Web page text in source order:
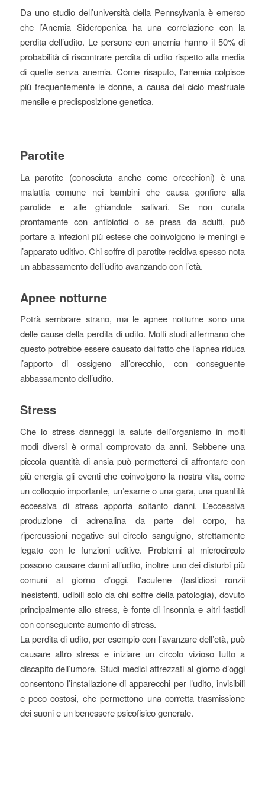
Da uno studio dell’università della Pennsylvania è emerso
che l’Anemia Sideropenica ha una correlazione con la
perdita dell’udito. Le persone con anemia hanno il 50% di
probabilità di riscontrare perdita di udito rispetto alla media
di quelle senza anemia. Come risaputo, l’anemia colpisce
più frequentemente le donne, a causa del ciclo mestruale
mensile e predisposizione genetica.
Parotite
La parotite (conosciuta anche come orecchioni) è una
malattia comune nei bambini che causa gonfiore alla
parotide e alle ghiandole salivari. Se non curata
prontamente con antibiotici o se presa da adulti, può
portare a infezioni più estese che coinvolgono le meningi e
l’apparato uditivo. Chi soffre di parotite recidiva spesso nota
un abbassamento dell’udito avanzando con l’età.
Apnee notturne
Potrà sembrare strano, ma le apnee notturne sono una
delle cause della perdita di udito. Molti studi affermano che
questo potrebbe essere causato dal fatto che l’apnea riduca
l’apporto di ossigeno all’orecchio, con conseguente
abbassamento dell’udito.
Stress
Che lo stress danneggi la salute dell’organismo in molti
modi diversi è ormai comprovato da anni. Sebbene una
piccola quantità di ansia può permetterci di affrontare con
più energia gli eventi che coinvolgono la nostra vita, come
un colloquio importante, un’esame o una gara, una quantità
eccessiva di stress apporta soltanto danni. L’eccessiva
produzione di adrenalina da parte del corpo, ha
ripercussioni negative sul circolo sanguigno, strettamente
legato con le funzioni uditive. Problemi al microcircolo
possono causare danni all’udito, inoltre uno dei disturbi più
comuni al giorno d’oggi, l’acufene (fastidiosi ronzii
inesistenti, udibili solo da chi soffre della patologia), dovuto
principalmente allo stress, è fonte di insonnia e altri fastidi
con conseguente aumento di stress.
La perdita di udito, per esempio con l’avanzare dell’età, può
causare altro stress e iniziare un circolo vizioso tutto a
discapito dell’umore. Studi medici attrezzati al giorno d’oggi
consentono l’installazione di apparecchi per l’udito, invisibili
e poco costosi, che permettono una corretta trasmissione
dei suoni e un benessere psicofisico generale.